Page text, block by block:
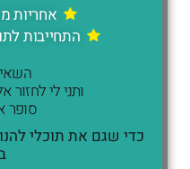
אחריות
התחייבות
ותני לי
סופר
כדי שגם את תוכלי